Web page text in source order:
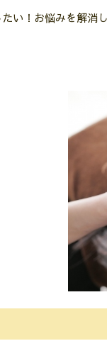
い！お悩みを解消